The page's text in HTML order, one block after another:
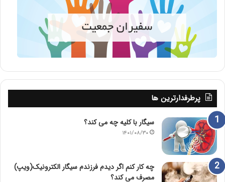
پرطرفدارترین ها
سیگار با کلیه چه می کند؟
۱۴۰۱/۰۸/۳۰
چه کار کنم اگر دیدم فرزندم سیگار الکترونیک(ویپ)
مصرف می کند؟